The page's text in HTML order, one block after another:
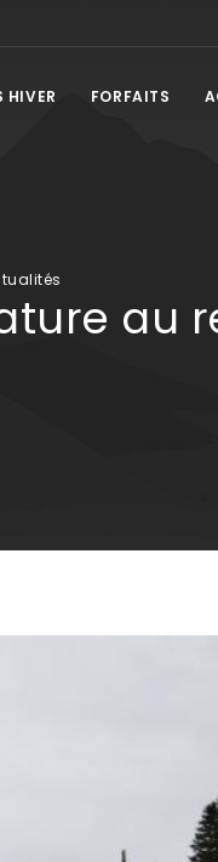
HIVER FORFAITS
au